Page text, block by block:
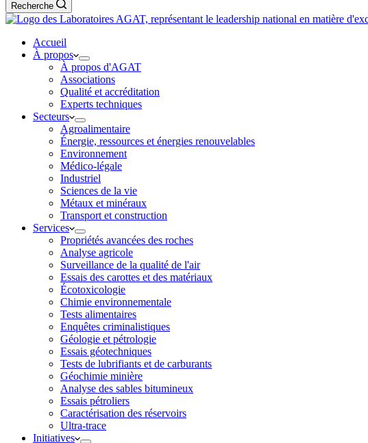
Recherche
Accueil
À propos
À propos d'AGAT
Associations
Qualité et accréditation
Experts techniques
Secteurs
Agroalimentaire
Énergie, ressources et énergies renouvelables
Environnement
Médico-légale
Industriel
Sciences de la vie
Métaux et minéraux
Transport et construction
Services
Propriétés avancées des roches
Analyse agricole
Surveillance de la qualité de l'air
Essais des carottes et des matériaux
Écotoxicologie
Chimie environnementale
Tests alimentaires
Enquêtes criminalistiques
Géologie et pétrologie
Essais géotechniques
Tests de lubrifiants et de carburants
Géochimie minière
Analyse des sables bitumineux
Essais pétroliers
Caractérisation des réservoirs
Ultra-trace
Initiatives